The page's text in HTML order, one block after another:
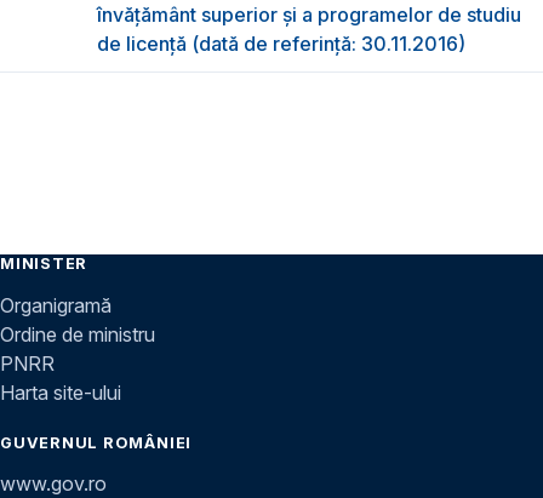
învățământ superior și a programelor de studiu
de licență (dată de referință: 30.11.2016)
MINISTER
Organigramă
Ordine de ministru
PNRR
Harta site-ului
GUVERNUL ROMÂNIEI
www.gov.ro